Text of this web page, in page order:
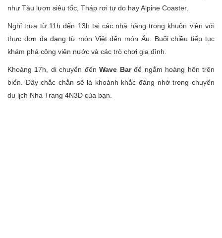
như Tàu lượn siêu tốc, Tháp rơi tự do hay Alpine Coaster.
Nghỉ trưa từ 11h đến 13h tại các nhà hàng trong khuôn viên với
thực đơn đa dạng từ món Việt đến món Âu. Buổi chiều tiếp tục
khám phá công viên nước và các trò chơi gia đình.
Khoảng 17h, di chuyển đến Wave Barđể ngắm hoàng hôn trên
biển. Đây chắc chắn sẽ là khoảnh khắc đáng nhớ trong chuyến
du lịch Nha Trang 4N3Đ của bạn.